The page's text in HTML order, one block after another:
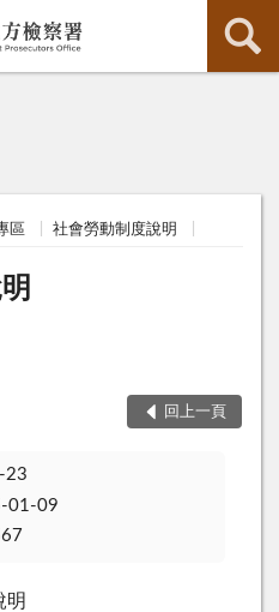
區 社會勞動制度說明
回上一頁
23
01-09
明